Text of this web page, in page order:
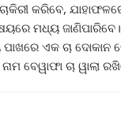
କରିବେ,
ମଧ୍ୟ
ପାଖରେ ଏକ ଚା
ବେୱାଫା ଚା ୱାଲା